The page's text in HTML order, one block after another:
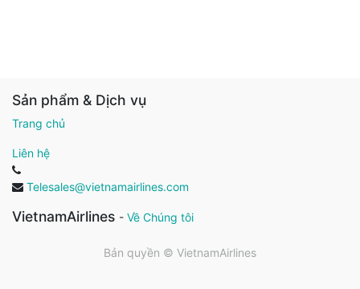
Sản phẩm & Dịch vụ
Trang chủ
Liên hệ
Telesales@vietnamairlines.com
VietnamAirlines - Về Chúng tôi
Bản quyền © VietnamAirlines